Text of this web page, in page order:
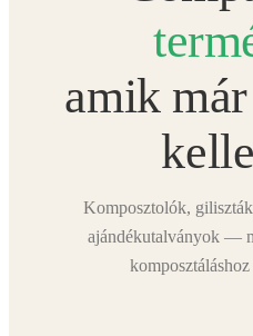
amik
Komposztolók,
ajándékutalványok —